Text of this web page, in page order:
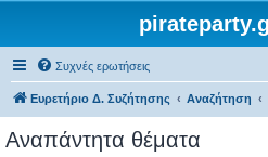
Συχνές ερωτήσεις
Ευρετήριο Δ. Συζήτησης Αναζήτηση
Αναπάντητα θέματα